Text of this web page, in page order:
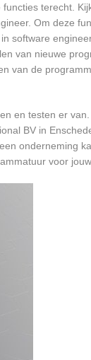
terecht.
Om deze
software
van nieuwe
van de
en testen er van.
BV in
onderneming
voor